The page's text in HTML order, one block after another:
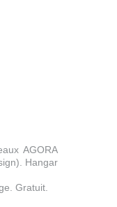
AGORA
Hangar
Gratuit.